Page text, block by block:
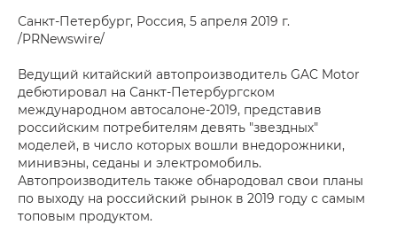
Санкт-Петербург, Россия, 5 апреля 2019 г.
/PRNewswire/
Ведущий китайский автопроизводитель GAC Motor
дебютировал на Санкт-Петербургском
международном автосалоне-2019, представив
российским потребителям девять "звездных"
моделей, в число которых вошли внедорожники,
минивэны, седаны и электромобиль.
Автопроизводитель также обнародовал свои планы
по выходу на российский рынок в 2019 году с самым
топовым продуктом.